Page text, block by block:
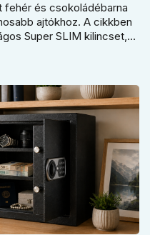
és csokoládébarna
ajtókhoz. A cikkben
Super SLIM kilincset,
között az egységes